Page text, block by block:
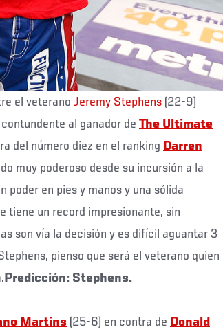
el veterano Jeremy Stephens (22-9)
al ganador de The Ultimate
del número diez en el ranking Darren
muy poderoso desde su incursión a la
poder en pies y manos y una sólida
tiene un record impresionante, sin
son vía la decisión y es difícil aguantar 3
pienso que será el veterano quien
Predicción: Stephens.
Martins (25-6) en contra de Donald